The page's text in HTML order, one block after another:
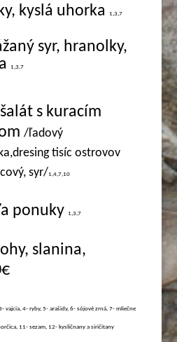
kyslá uhorka
1,3,7
syr, hranolky,
1,3,7
s kuracím
/ľadový
tisíc ostrovov
syr/1,4,7,10
ponuky 1,3,7
slanina,
vajcia, 4- ryby, 5- arašidy, 6- sójové zrná, 7- mliečne
11- sezam, 12- kysličnany a siričitany